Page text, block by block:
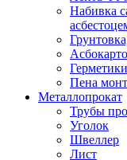
Набивка
Герметики
Пена
Металлопрокат
Трубы
Уголок
Швеллер
Лист